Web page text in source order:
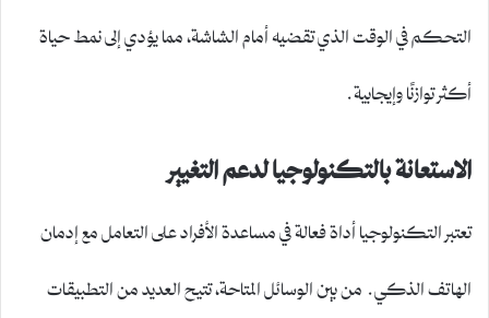
التحكم في الوقت الذي تقضيه أمام الشاشة، مما يؤدي إلى نمط حياة
أكثر توازنًا وإيجابية.
الاستعانة بالتكنولوجيا لدعم التغيير
تعتبر التكنولوجيا أداة فعالة في مساعدة الأفراد على التعامل مع إدمان
الهاتف الذكي. من بين الوسائل المتاحة، تتيح العديد من التطبيقات